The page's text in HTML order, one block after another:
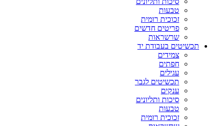
טבעות
זכוכית רומית
פריטים חדשים
שרשראות
תכשיטים בעבודת יד
צמידים
חפתים
עגילים
תכשיטים לגבר
ענקים
סיכות ותליונים
טבעות
זכוכית רומית